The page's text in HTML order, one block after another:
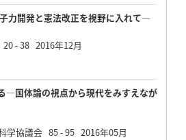
力開発と憲法改正を視野に入れて―
- 38 2016年12月
―国体論の視点から現代をみすえなが
学協議会 85 - 95 2016年05月